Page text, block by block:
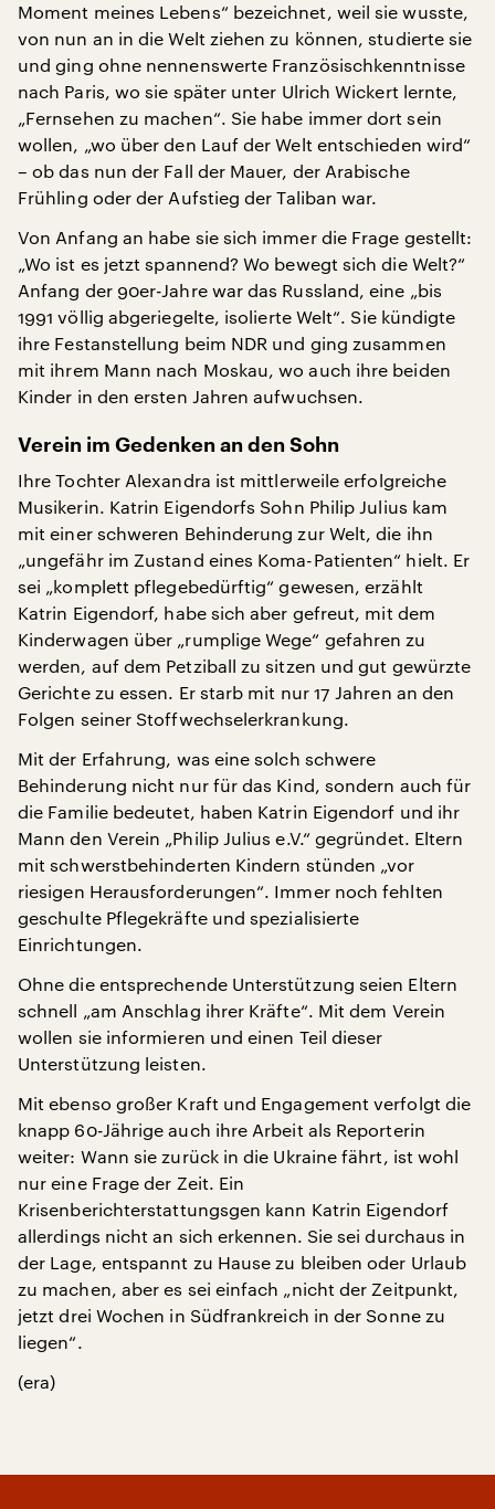
Moment meines Lebens“ bezeichnet, weil sie wusste,
von nun an in die Welt ziehen zu können, studierte sie
und ging ohne nennenswerte Französischkenntnisse
nach Paris, wo sie später unter Ulrich Wickert lernte,
„Fernsehen zu machen“. Sie habe immer dort sein
wollen, „wo über den Lauf der Welt entschieden wird“
– ob das nun der Fall der Mauer, der Arabische
Frühling oder der Aufstieg der Taliban war.
Von Anfang an habe sie sich immer die Frage gestellt:
„Wo ist es jetzt spannend? Wo bewegt sich die Welt?“
Anfang der 90er-Jahre war das Russland, eine „bis
1991 völlig abgeriegelte, isolierte Welt“. Sie kündigte
ihre Festanstellung beim NDR und ging zusammen
mit ihrem Mann nach Moskau, wo auch ihre beiden
Kinder in den ersten Jahren aufwuchsen.
Verein im Gedenken an den Sohn
Ihre Tochter Alexandra ist mittlerweile erfolgreiche
Musikerin. Katrin Eigendorfs Sohn Philip Julius kam
mit einer schweren Behinderung zur Welt, die ihn
„ungefähr im Zustand eines Koma-Patienten“ hielt. Er
sei „komplett pflegebedürftig“ gewesen, erzählt
Katrin Eigendorf, habe sich aber gefreut, mit dem
Kinderwagen über „rumplige Wege“ gefahren zu
werden, auf dem Petziball zu sitzen und gut gewürzte
Gerichte zu essen. Er starb mit nur 17 Jahren an den
Folgen seiner Stoffwechselerkrankung.
Mit der Erfahrung, was eine solch schwere
Behinderung nicht nur für das Kind, sondern auch für
die Familie bedeutet, haben Katrin Eigendorf und ihr
Mann den Verein „Philip Julius e.V.“ gegründet. Eltern
mit schwerstbehinderten Kindern stünden „vor
riesigen Herausforderungen“. Immer noch fehlten
geschulte Pflegekräfte und spezialisierte
Einrichtungen.
Ohne die entsprechende Unterstützung seien Eltern
schnell „am Anschlag ihrer Kräfte“. Mit dem Verein
wollen sie informieren und einen Teil dieser
Unterstützung leisten.
Mit ebenso großer Kraft und Engagement verfolgt die
knapp 60-Jährige auch ihre Arbeit als Reporterin
weiter: Wann sie zurück in die Ukraine fährt, ist wohl
nur eine Frage der Zeit. Ein
Krisenberichterstattungsgen kann Katrin Eigendorf
allerdings nicht an sich erkennen. Sie sei durchaus in
der Lage, entspannt zu Hause zu bleiben oder Urlaub
zu machen, aber es sei einfach „nicht der Zeitpunkt,
jetzt drei Wochen in Südfrankreich in der Sonne zu
liegen“.
(era)